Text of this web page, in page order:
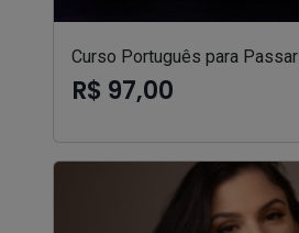
Curso Português para Passar
R$ 97,00